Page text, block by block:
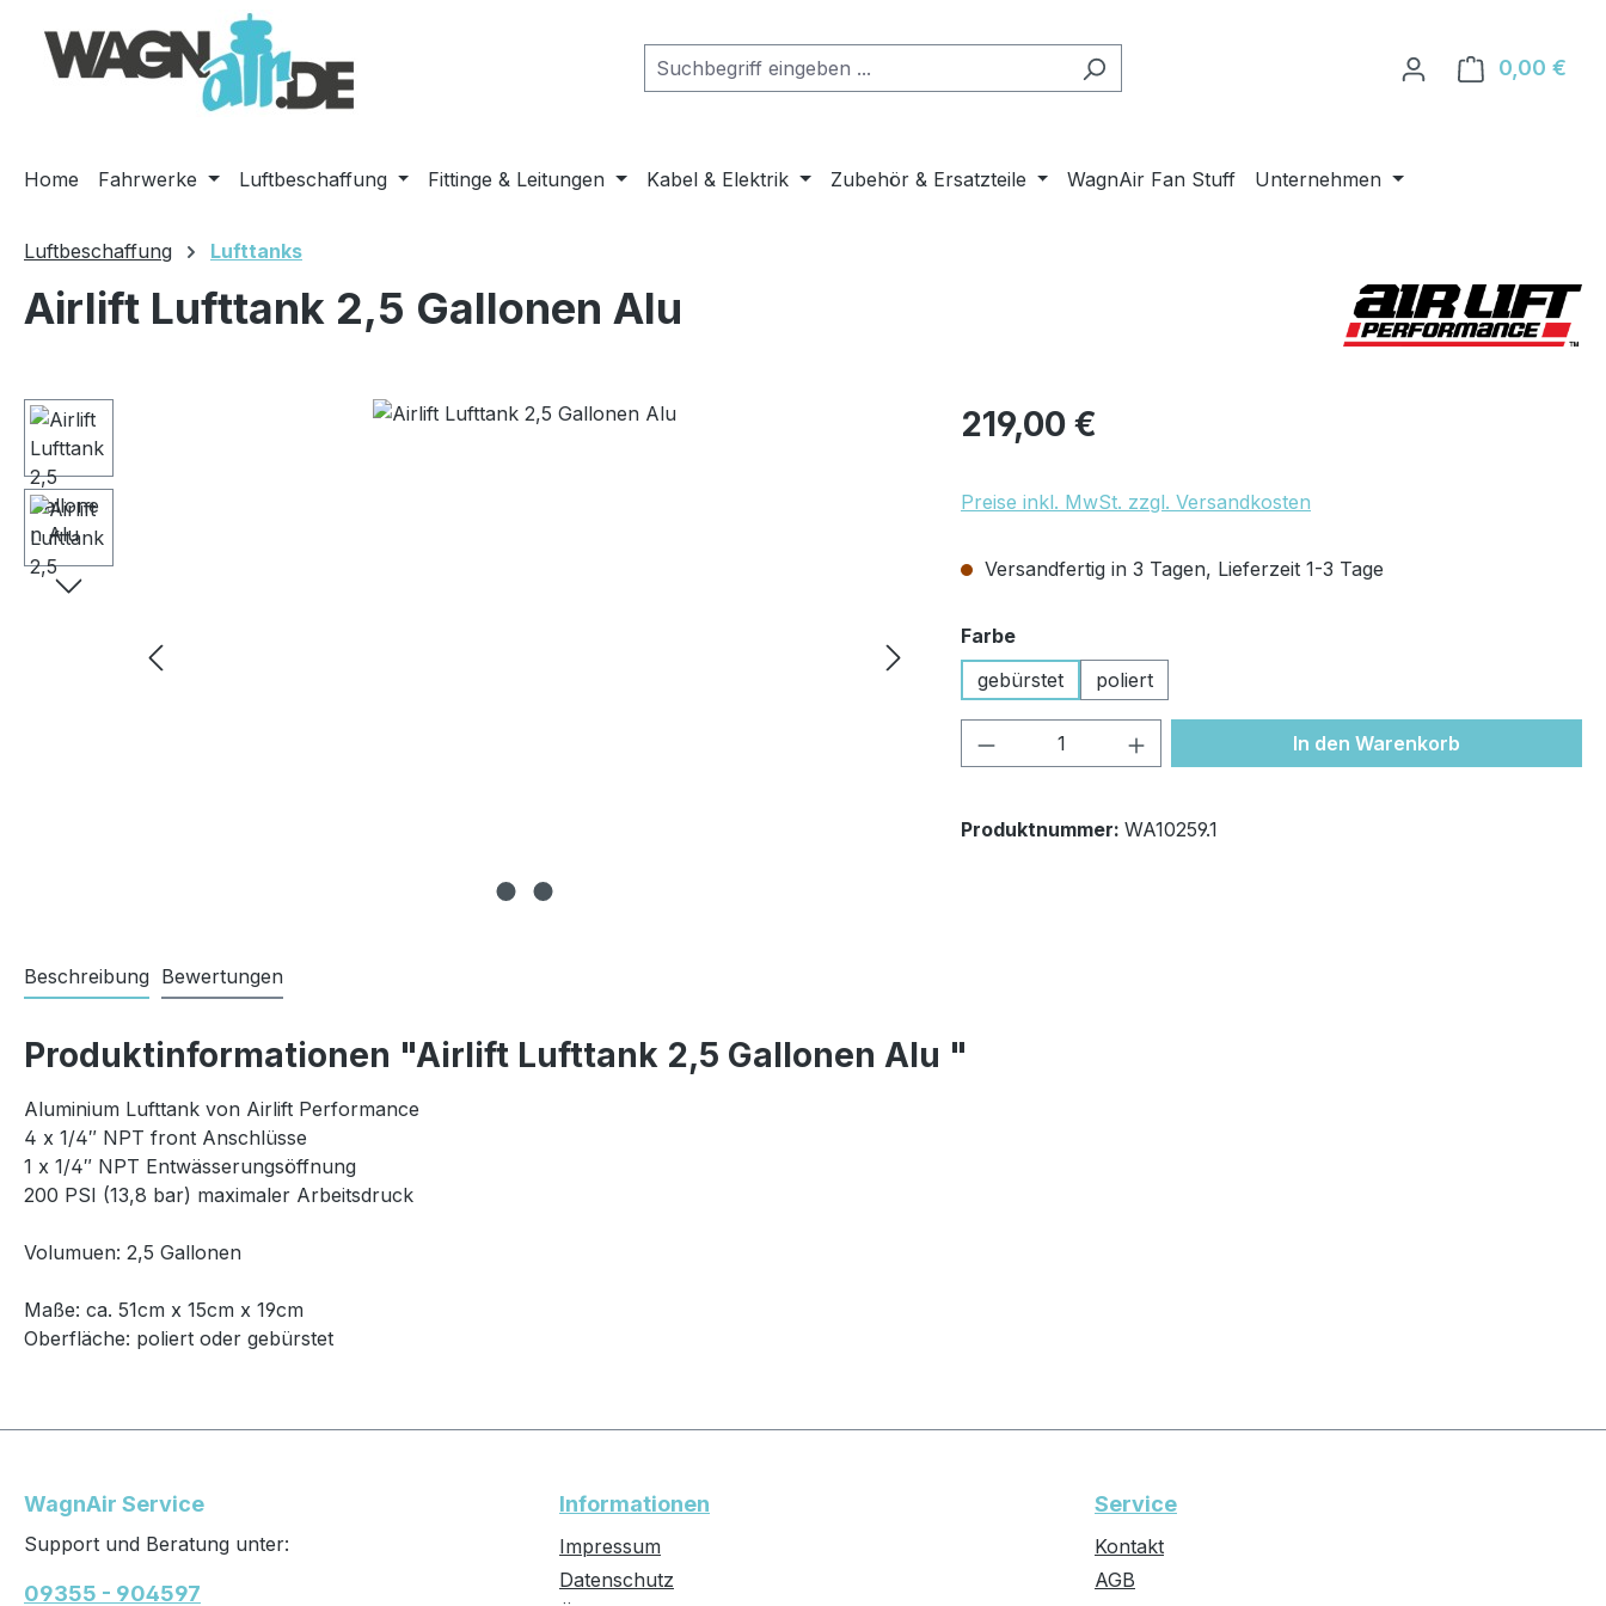
Hauptinhalt springen
Zur Suche springen
Zur Hauptnavigation springen
0,00 €
Home Fahrwerke Luftbeschaffung Fittinge & Leitungen Kabel & Elektrik Zubehör & Ersatzteile WagnAir Fan Stuff Unternehmen
Luftbeschaffung Lufttanks
Airlift Lufttank 2,5 Gallonen Alu
Bildergalerie überspringen Regulärer Preis:
219,00 €
Preise inkl. MwSt. zzgl. Versandkosten
Versandfertig in 3 Tagen, Lieferzeit 1-3 Tage
Farbeauswählen
gebürstet
poliert
Produkt Anzahl: Gib den gewünschten Wert
In den Warenkorb
Produktnummer: WA10259.1
Beschreibung Bewertungen
Produktinformationen "Airlift Lufttank 2,5 Gallonen Alu "
Aluminium Lufttank von Airlift Performance
4 x 1/4″ NPT front Anschlüsse
1 x 1/4″ NPT Entwässerungsöffnung
200 PSI (13,8 bar) maximaler Arbeitsdruck
Volumuen: 2,5 Gallonen
Maße: ca. 51cm x 15cm x 19cm
Oberfläche: poliert oder gebürstet
WagnAir Service
Support und Beratung unter:
09355 - 904597
Informationen
Impressum
Datenschutz
Service
Kontakt
AGB